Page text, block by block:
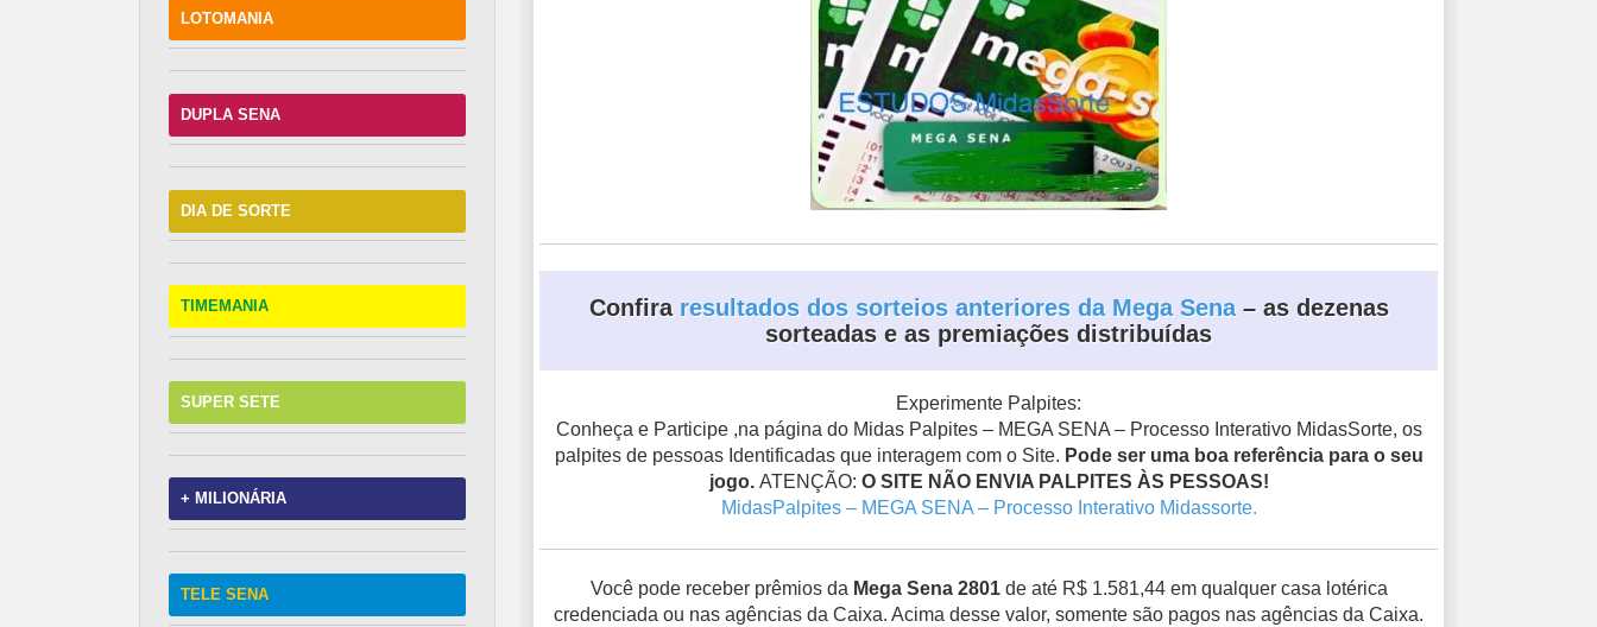
Confira resultados dos sorteios anteriores da Mega Sena– as dezenas
sorteadas e as premiações distribuídas
Experimente Palpites:
Conheça e Participe ,na página do Midas Palpites – MEGA SENA – Processo Interativo MidasSorte, os
palpites de pessoas Identificadas que interagem com o Site. Pode ser uma boa referência para o seu
jogo. ATENÇÃO: O SITE NÃO ENVIA PALPITES ÀS PESSOAS!
MidasPalpites – MEGA SENA – Processo Interativo Midassorte.
Você pode receber prêmios da Mega Sena 2801de até R$ 1.581,44 em qualquer casa lotérica
credenciada ou nas agências da Caixa. Acima desse valor, somente são pagos nas agências da Caixa.
LOTOMANIA
DUPLA SENA
DIA DE SORTE
TIMEMANIA
SUPER SETE
+ MILIONÁRIA
TELE SENA